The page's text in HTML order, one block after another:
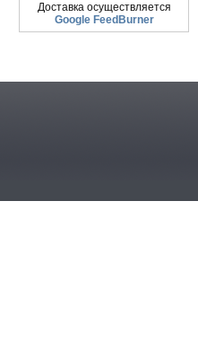
Доставка осуществляется
Google FeedBurner